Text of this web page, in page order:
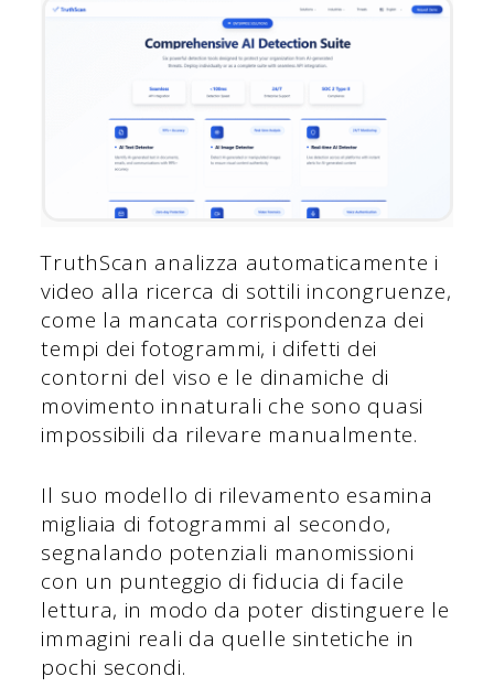
TruthScan analizza automaticamente i
video alla ricerca di sottili incongruenze,
come la mancata corrispondenza dei
tempi dei fotogrammi, i difetti dei
contorni del viso e le dinamiche di
movimento innaturali che sono quasi
impossibili da rilevare manualmente.
Il suo modello di rilevamento esamina
migliaia di fotogrammi al secondo,
segnalando potenziali manomissioni
con un punteggio di fiducia di facile
lettura, in modo da poter distinguere le
immagini reali da quelle sintetiche in
pochi secondi.